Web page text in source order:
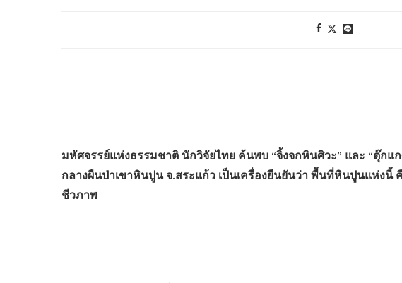
มหัศจรรย์แห่งธรรมชาติ นักวิจัยไทย ค้นพบ “จิ้งจกหินศิวะ” และ “ตุ๊กแ
กลางผืนป่าเขาหินปูน จ.สระแก้ว เป็นเครื่องยืนยันว่า พื้นที่หินปูนแห่ง
ชีวภาพ